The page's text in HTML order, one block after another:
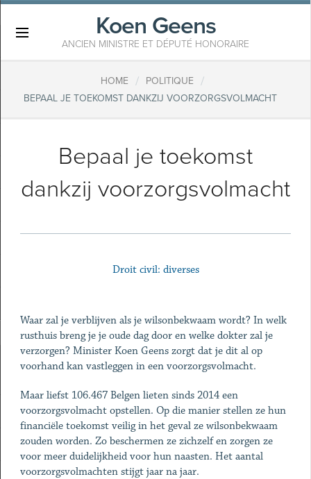
Koen Geens
ANCIEN MINISTRE ET DÉPUTÉ HONORAIRE
HOME / POLITIQUE /
BEPAAL JE TOEKOMST DANKZIJ VOORZORGSVOLMACHT
Bepaal je toekomst
dankzij voorzorgsvolmacht
Droit civil: diverses
Waar zal je verblijven als je wilsonbekwaam wordt? In welk
rusthuis breng je je oude dag door en welke dokter zal je
verzorgen? Minister Koen Geens zorgt dat je dit al op
voorhand kan vastleggen in een voorzorgsvolmacht.
Maar liefst 106.467 Belgen lieten sinds 2014 een
voorzorgsvolmacht opstellen. Op die manier stellen ze hun
financiële toekomst veilig in het geval ze wilsonbekwaam
zouden worden. Zo beschermen ze zichzelf en zorgen ze
voor meer duidelijkheid voor hun naasten. Het aantal
voorzorgsvolmachten stijgt jaar na jaar.